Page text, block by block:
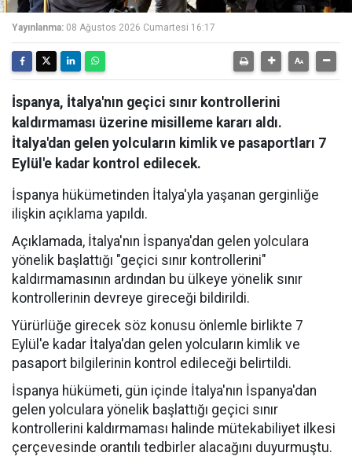
Yayınlanma: 08 Ağustos 2026 Cumartesi 16:17
İspanya, İtalya'nın geçici sınır kontrollerini
kaldırmaması üzerine misilleme kararı aldı.
İtalya'dan gelen yolcuların kimlik ve pasaportları 7
Eylül'e kadar kontrol edilecek.
İspanya hükümetinden İtalya'yla yaşanan gerginliğe
ilişkin açıklama yapıldı.
Açıklamada, İtalya'nın İspanya'dan gelen yolculara
yönelik başlattığı "geçici sınır kontrollerini"
kaldırmamasının ardından bu ülkeye yönelik sınır
kontrollerinin devreye gireceği bildirildi.
Yürürlüğe girecek söz konusu önlemle birlikte 7
Eylül'e kadar İtalya'dan gelen yolcuların kimlik ve
pasaport bilgilerinin kontrol edileceği belirtildi.
İspanya hükümeti, gün içinde İtalya'nın İspanya'dan
gelen yolculara yönelik başlattığı geçici sınır
kontrollerini kaldırmaması halinde mütekabiliyet ilkesi
çerçevesinde orantılı tedbirler alacağını duyurmuştu.